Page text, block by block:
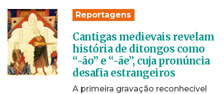
Reportagens
Cantigas medievais revelam
história de ditongos como
“-ão” e “-ãe”, cuja pronúncia
desafia estrangeiros
A primeira gravação reconhecível